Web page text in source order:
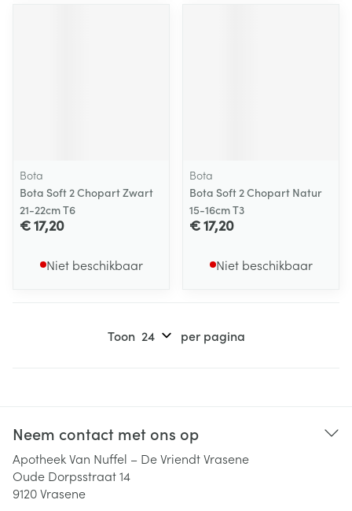
Bota
Bota Soft 2 Chopart Zwart
21-22cm T6
€ 17,20
Niet beschikbaar
Bota
Bota Soft 2 Chopart Natur
15-16cm T3
€ 17,20
Niet beschikbaar
Toon per pagina
Neem contact met ons op
Apotheek Van Nuffel – De Vriendt Vrasene
Oude Dorpsstraat 14
9120Vrasene